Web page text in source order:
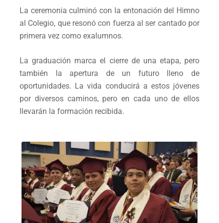
La ceremonia culminó con la entonación del Himno
al Colegio, que resonó con fuerza al ser cantado por
primera vez como exalumnos.
La graduación marca el cierre de una etapa, pero
también la apertura de un futuro lleno de
oportunidades. La vida conducirá a estos jóvenes
por diversos caminos, pero en cada uno de ellos
llevarán la formación recibida.